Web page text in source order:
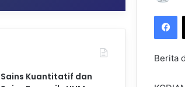
Berita
Sains Kuantitatif dan